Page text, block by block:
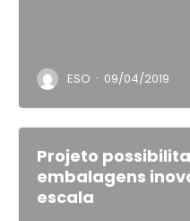
ESO · 09/04/2019
Projeto
embalagens
escala